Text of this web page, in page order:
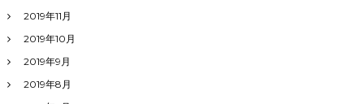
2019年11月
2019年10月
2019年9月
2019年8月